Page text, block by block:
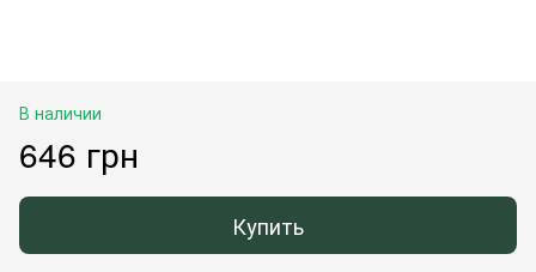
В наличии
646 грн
Купить